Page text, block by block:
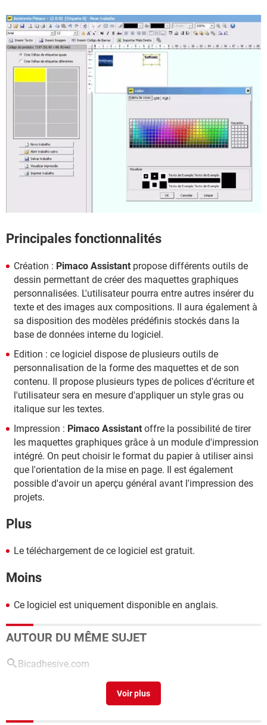
Principales fonctionnalités
Création : Pimaco Assistant propose différents outils de
dessin permettant de créer des maquettes graphiques
personnalisées. L'utilisateur pourra entre autres insérer du
texte et des images aux compositions. Il aura également à
sa disposition des modèles prédéfinis stockés dans la
base de données interne du logiciel.
Edition : ce logiciel dispose de plusieurs outils de
personnalisation de la forme des maquettes et de son
contenu. Il propose plusieurs types de polices d'écriture et
l'utilisateur sera en mesure d'appliquer un style gras ou
italique sur les textes.
Impression : Pimaco Assistant offre la possibilité de tirer
les maquettes graphiques grâce à un module d'impression
intégré. On peut choisir le format du papier à utiliser ainsi
que l'orientation de la mise en page. Il est également
possible d'avoir un aperçu général avant l'impression des
projets.
Plus
Le téléchargement de ce logiciel est gratuit.
Moins
Ce logiciel est uniquement disponible en anglais.
AUTOUR DU MÊME SUJET
Bicadhesive.com
Imprimer des etiquettes[résolu] >Forum Bureautique